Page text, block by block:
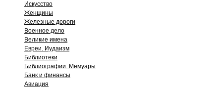
Искусство
Женщины
Железные дороги
Военное дело
Великие имена
Евреи. Иудаизм
Библиотеки
Библиографии. Мемуары
Банк и финансы
Авиация